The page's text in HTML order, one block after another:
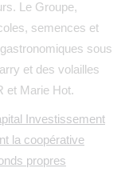
Le Groupe,
semences et
sous
et des volailles
et Marie Hot.
Investissement
la coopérative
propres